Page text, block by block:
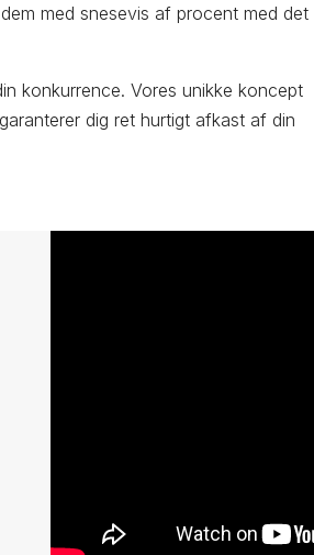
med snesevis af procent med det
konkurrence. Vores unikke koncept
dig ret hurtigt afkast af din